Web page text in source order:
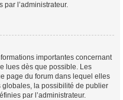
l’administrateur.
importantes concernant
lues dès que possible. Les
page du forum dans lequel elles
la possibilité de publier
par l’administrateur.